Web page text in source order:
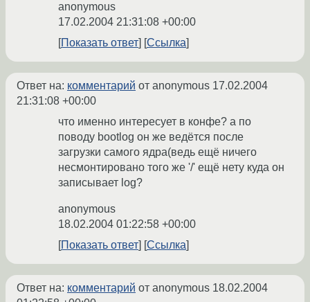
anonymous
17.02.2004 21:31:08 +00:00
Показать ответ
Ссылка
Ответ на: комментарий от anonymous 17.02.2004
21:31:08 +00:00
что именно интересует в конфе? а по
поводу bootlog он же ведётся после
загрузки самого ядра(ведь ещё ничего
несмонтировано того же '/' ещё нету куда он
записывает log?
anonymous
18.02.2004 01:22:58 +00:00
Показать ответ
Ссылка
Ответ на: комментарий от anonymous 18.02.2004